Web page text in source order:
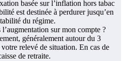
basée sur l’inflation hors tabac
est destinée à perdurer jusqu’en
du régime.
sur mon compte ?
généralement autour du 3
relevé de situation. En cas de
de retraite.